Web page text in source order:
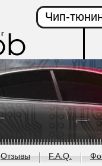
Чип-
Отзывы F.A.Q.